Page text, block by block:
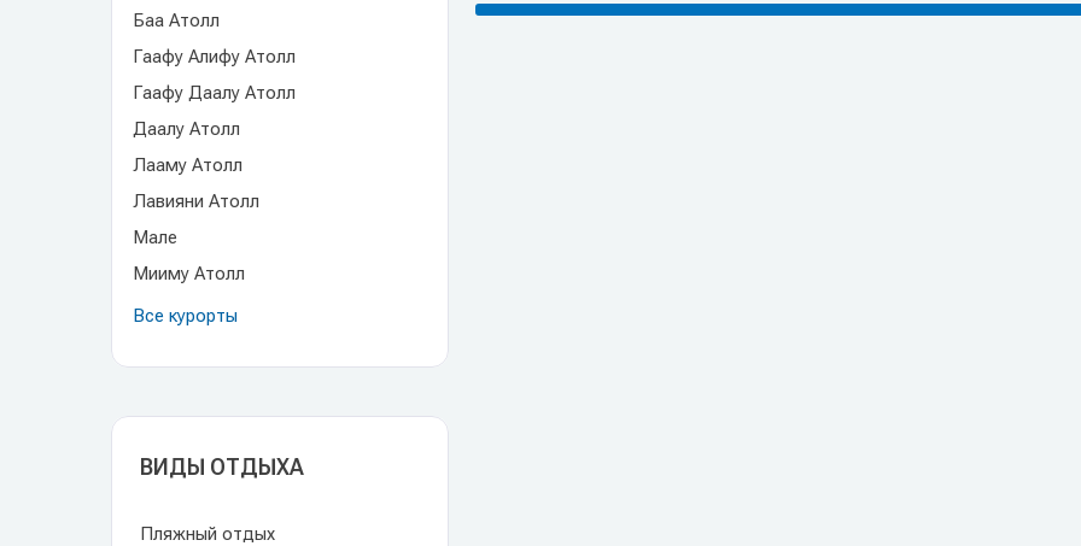
Баа Атолл
Гаафу Алифу Атолл
Гаафу Даалу Атолл
Даалу Атолл
Лааму Атолл
Лавияни Атолл
Мале
Мииму Атолл
Все курорты
ВИДЫ ОТДЫХА
Пляжный отдых